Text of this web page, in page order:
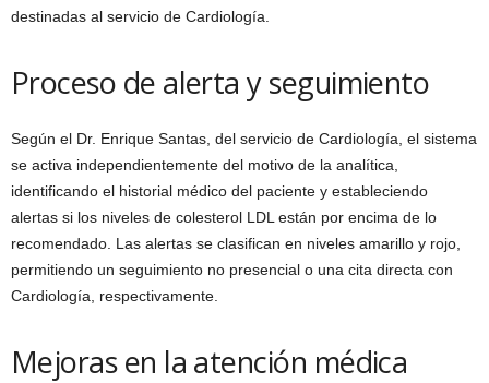
destinadas al servicio de Cardiología.
Proceso de alerta y seguimiento
Según el Dr. Enrique Santas, del servicio de Cardiología, el sistema
se activa independientemente del motivo de la analítica,
identificando el historial médico del paciente y estableciendo
alertas si los niveles de colesterol LDL están por encima de lo
recomendado. Las alertas se clasifican en niveles amarillo y rojo,
permitiendo un seguimiento no presencial o una cita directa con
Cardiología, respectivamente.
Mejoras en la atención médica